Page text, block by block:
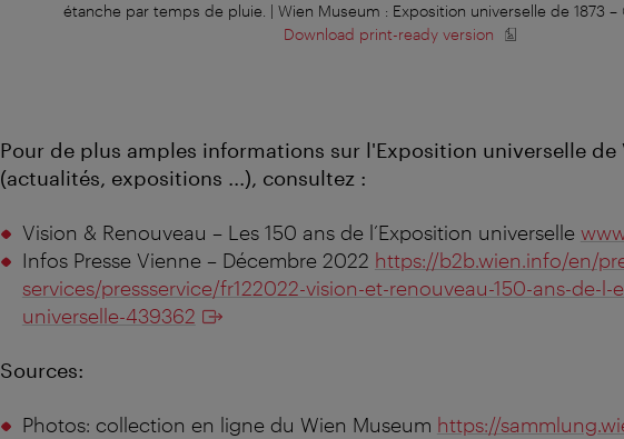
étanche par temps de pluie. | Wien Museum : Exposition universelle de 1873 –
Download print-ready version
Pour de plus amples informations sur l'Exposition universelle de
(actualités, expositions ...), consultez :
Vision & Renouveau – Les 150 ans de l’Exposition universelle
Infos Presse Vienne – Décembre 2022 https://b2b.wien.info/en/
services/pressservice/fr122022-vision-et-renouveau-150-ans-de-l-
universelle-439362
Sources:
Photos: collection en ligne du Wien Museum https://